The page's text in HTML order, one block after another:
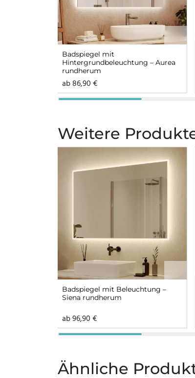
Badspiegel mit
Hintergrundbeleuchtung – Aurea
rundherum
ab86,90€
Weitere
Badspiegel mit Beleuchtung –
Siena rundherum
ab96,90€
Ähnliche